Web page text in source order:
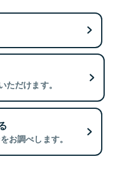
だけます。
お調べします。